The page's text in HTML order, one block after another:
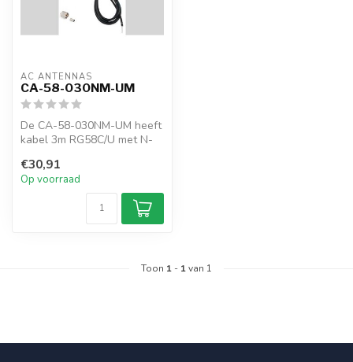
AC ANTENNAS
CA-58-030NM-UM
De CA-58-030NM-UM heeft
kabel 3m RG58C/U met N-
connectoren.
€30,91
Op voorraad
Toon 1 - 1van 1